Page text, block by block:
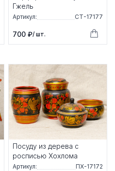
Гжель
Артикул: СТ-17177
700 ₽/ шт.
Посуду из дерева с
росписью Хохлома
Артикул: ПХ-17172